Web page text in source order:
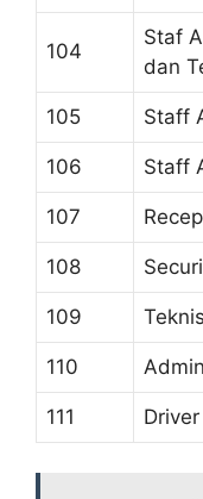
104
Staf
dan
105 Staff
106 Staff
107
108
109
110
111 Driver